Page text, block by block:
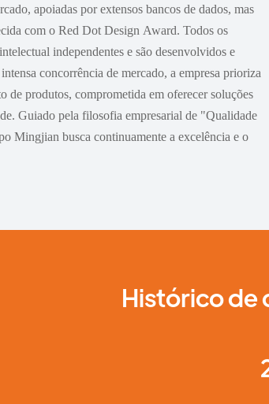
apoiadas por extensos bancos de dados, mas
com o Red Dot Design Award. Todos os
independentes e são desenvolvidos e
concorrência de mercado, a empresa prioriza
de produtos, comprometida em oferecer soluções
Guiado pela filosofia empresarial de "Qualidade
Mingjian busca continuamente a excelência e o
Histórico de